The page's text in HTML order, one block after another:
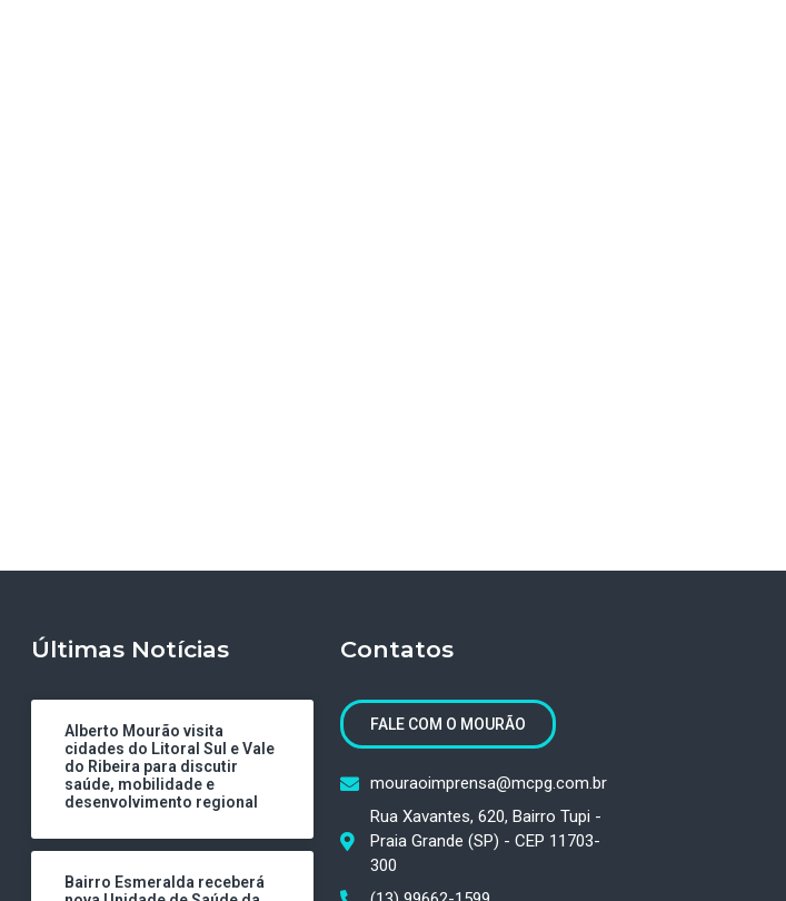
Últimas Notícias
Alberto Mourão visita
cidades do Litoral Sul e Vale
do Ribeira para discutir
saúde, mobilidade e
desenvolvimento regional
Bairro Esmeralda receberá
Contatos
FALE COM O MOURÃO
mouraoimprensa@mcpg.com.br
Rua Xavantes, 620, Bairro Tupi -
Praia Grande (SP) - CEP 11703-
300